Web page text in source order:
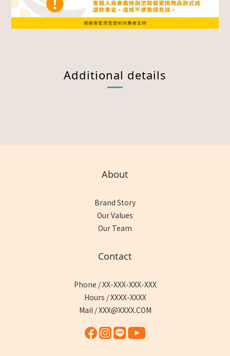
Additional details
About
Brand Story
Our Values
Our Team
Contact
Phone / XX-XXX-XXX-XXX
Hours / XXXX-XXXX
Mail / XXX@XXXX.COM